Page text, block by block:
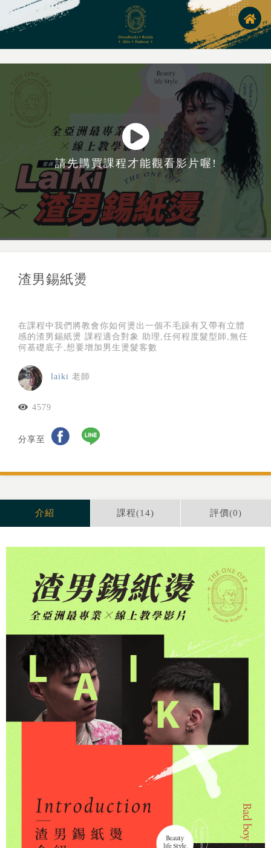
請先購買課程才能觀看影片喔!
渣男錫紙燙
在課程中我們將教會你如何燙出一個不毛躁有又帶有立體
感的渣男錫紙燙 課程適合對象 助理,任何程度髮型師,無任
何基礎底子,想要增加男生燙髮客數
laiki 老師
4579
分享至
介紹 課程(14) 評價(0)